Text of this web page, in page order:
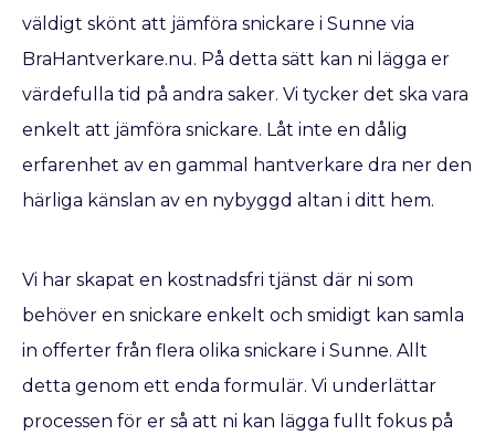
väldigt skönt att jämföra snickare i Sunne via
BraHantverkare.nu. På detta sätt kan ni lägga er
värdefulla tid på andra saker. Vi tycker det ska vara
enkelt att jämföra snickare. Låt inte en dålig
erfarenhet av en gammal hantverkare dra ner den
härliga känslan av en nybyggd altan i ditt hem.
Vi har skapat en kostnadsfri tjänst där ni som
behöver en snickare enkelt och smidigt kan samla
in offerter från flera olika snickare i Sunne. Allt
detta genom ett enda formulär. Vi underlättar
processen för er så att ni kan lägga fullt fokus på